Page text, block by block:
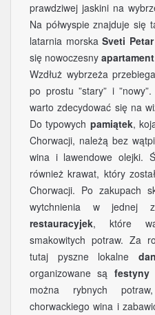
prawdziwej jaskini na
Na półwyspie znajduje się
latarnia morskaSveti Petar
się nowoczesny apartament
Wzdłuż wybrzeża
po prostu ”stary” i
warto zdecydować się na
Do typowych pamiątek,
Chorwacji, należą bez
wina i lawendowe olejki.
również krawat, który
Chorwacji. Po zakupach
wytchnienia w jednej
restauracyjek, które
smakowitych potraw. Za
tutaj pyszne lokalne
organizowane są festyny
można rybnych
chorwackiego wina i